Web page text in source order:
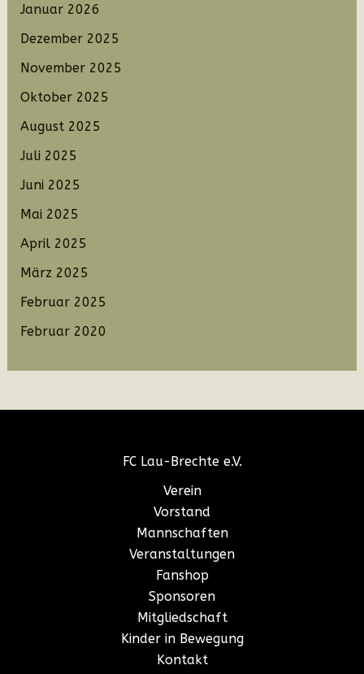
Januar 2026
Dezember 2025
November 2025
Oktober 2025
August 2025
Juli 2025
Juni 2025
Mai 2025
April 2025
März 2025
Februar 2025
Februar 2020
FC Lau-Brechte e.V.
Verein
Vorstand
Mannschaften
Veranstaltungen
Fanshop
Sponsoren
Mitgliedschaft
Kinder in Bewegung
Kontakt